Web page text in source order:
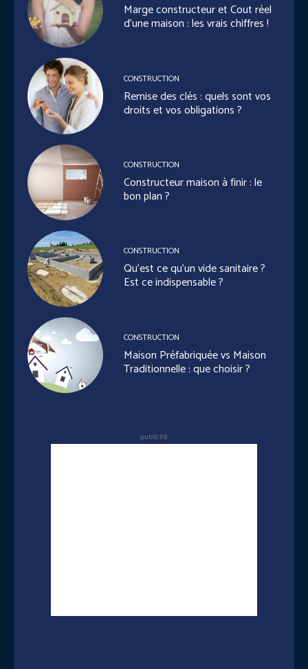
Marge constructeur et Cout réel
d’une maison : les vrais chiffres !
CONSTRUCTION
Remise des clés : quels sont vos
droits et vos obligations ?
CONSTRUCTION
Constructeur maison à finir : le
bon plan ?
CONSTRUCTION
Qu’est ce qu’un vide sanitaire ?
Est ce indispensable ?
CONSTRUCTION
Maison Préfabriquée vs Maison
Traditionnelle : que choisir ?
publicité